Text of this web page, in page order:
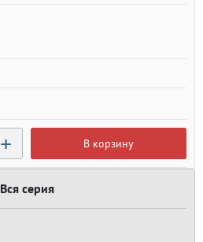
+ В корзину
Вся серия